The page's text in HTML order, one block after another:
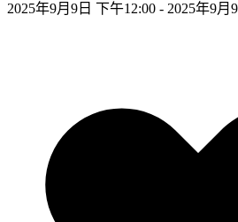
2025年9月9日 下午12:00 - 2025年9月